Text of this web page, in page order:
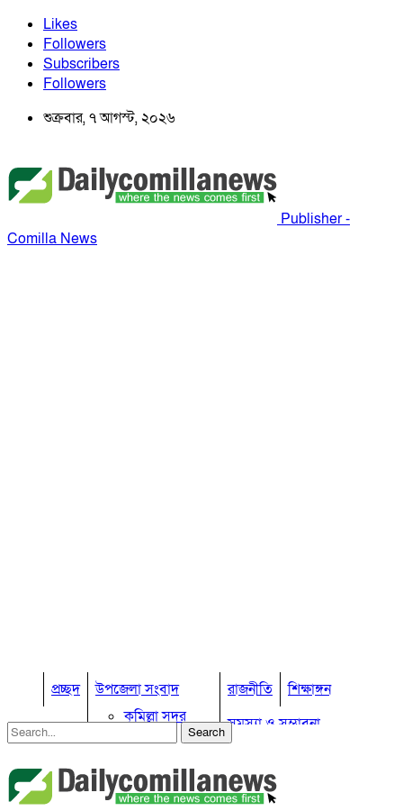
Likes
Followers
Subscribers
Followers
শুক্রবার, ৭ আগস্ট, ২০২৬
Publisher -
Comilla News
প্রচ্ছদ
উপজেলা সংবাদ
কুমিল্লা সদর
কুমিল্লা সদর দক্ষিণ
ব্রাহ্মণপাড়া
লাকসাম
রাজনীতি
শিক্ষাঙ্গন
সমস্যা ও সম্ভাবনা
কুমিল্লা ভোটের হাওয়া